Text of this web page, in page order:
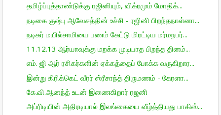
தமிழ்ப்புத்தாண்டுக்கு ரஜினியும், விக்ரமும் மோதிக்...
நடிகை குஷ்பு ஆவேசத்தின் உச்சி - ரஜினி பிறந்தநாள்னா...
நடிகர் மயில்சாமியை பணம் கேட்டு மிரட்டிய மர்மநபர்...
11.12.13 ஆர்யாவுக்கு மறக்க முடியாத பிறந்த தினம்...
எம்‌. ஜி ஆர் ரசிகர்களின் ஏக்கத்தைப் போக்க வருகிறார...
இன்று கிரிக்கெட் வீரர் ஸ்ரீசாந்த் திருமணம் - கேரளா...
கே.வி.ஆனந்த் உடன் இணைகிறார் ரஜனி
அப்ரிடியின் அதிரடியால் இலங்கையை வீழ்த்தியது பாகிஸ்...